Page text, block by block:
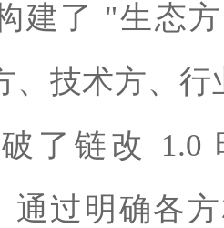
建了 "生态
、技术方、
了链改 1.0
通过明确各